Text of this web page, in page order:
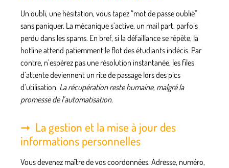
Un oubli, une hésitation, vous tapez “mot de passe oublié”
sans paniquer. La mécanique s’active, un mail part, parfois
perdu dans les spams. En bref, si la défaillance se répète, la
hotline attend patiemment le flot des étudiants indécis. Par
contre, n’espérez pas une résolution instantanée, les files
d’attente deviennent un rite de passage lors des pics
d’utilisation. La récupération reste humaine, malgré la
promesse de l’automatisation.
La gestion et la mise à jour des
informations personnelles
Vous devenez maître de vos coordonnées. Adresse, numéro,